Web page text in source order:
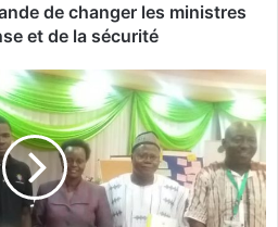
de changer les ministres
et de la sécurité